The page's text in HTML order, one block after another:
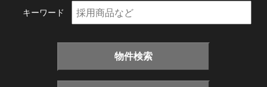
キーワード
物件検索